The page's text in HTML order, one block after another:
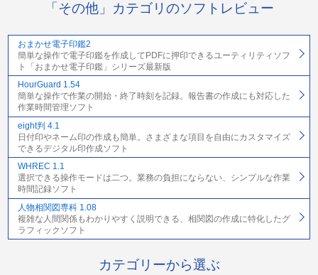
「その他」カテゴリのソフトレビュー
おまかせ電子印鑑2
簡単な操作で電子印鑑を作成してPDFに押印できるユーティリティソフ
ト「おまかせ電子印鑑」シリーズ最新版
HourGuard 1.54
簡単な操作で作業の開始・終了時刻を記録。報告書の作成にも対応した
作業時間管理ソフト
eight判 4.1
日付印やネーム印の作成も簡単。さまざまな項目を自由にカスタマイズ
できるデジタル印作成ソフト
WHREC 1.1
選択できる操作モードは二つ。業務の負担にならない、シンプルな作業
時間記録ソフト
人物相関図専科 1.08
複雑な人間関係もわかりやすく説明できる、相関図の作成に特化したグ
ラフィックソフト
カテゴリーから選ぶ